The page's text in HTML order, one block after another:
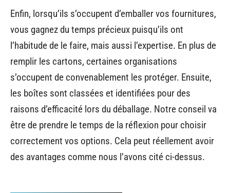
Enfin, lorsqu’ils s’occupent d’emballer vos fournitures,
vous gagnez du temps précieux puisqu’ils ont
l’habitude de le faire, mais aussi l’expertise. En plus de
remplir les cartons, certaines organisations
s’occupent de convenablement les protéger. Ensuite,
les boîtes sont classées et identifiées pour des
raisons d’efficacité lors du déballage. Notre conseil va
être de prendre le temps de la réflexion pour choisir
correctement vos options. Cela peut réellement avoir
des avantages comme nous l’avons cité ci-dessus.